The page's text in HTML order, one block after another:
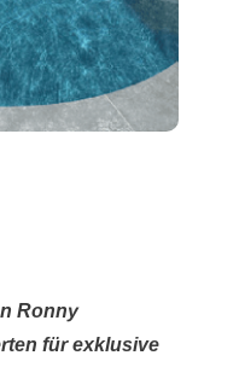
Ronny
für exklusive